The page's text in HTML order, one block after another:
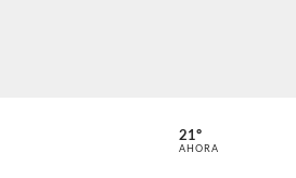
ABC CARDINAL
21º
AHORA